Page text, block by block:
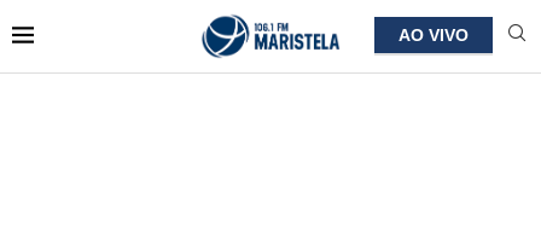
AO VIVO